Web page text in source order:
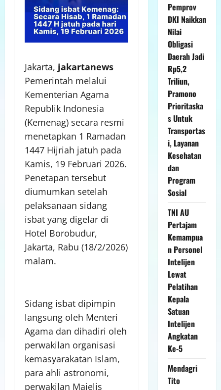
Jakarta, jakartanews
Pemerintah melalui
Kementerian Agama
Republik Indonesia
(Kemenag) secara resmi
menetapkan 1 Ramadan
1447 Hijriah jatuh pada
Kamis, 19 Februari 2026.
Penetapan tersebut
diumumkan setelah
pelaksanaan sidang
isbat yang digelar di
Hotel Borobudur,
Jakarta, Rabu (18/2/2026)
malam.
Sidang isbat dipimpin
langsung oleh Menteri
Agama dan dihadiri oleh
perwakilan organisasi
kemasyarakatan Islam,
para ahli astronomi,
perwakilan Majelis
Pemprov
DKI Naikkan
Nilai
Obligasi
Daerah Jadi
Rp5,2
Triliun,
Pramono
Prioritaska
s Untuk
Transportas
i, Layanan
Kesehatan
dan
Program
Sosial
TNI AU
Pertajam
Kemampua
n Personel
Intelijen
Lewat
Pelatihan
Kepala
Satuan
Intelijen
Angkatan
Ke-5
Mendagri
Tito